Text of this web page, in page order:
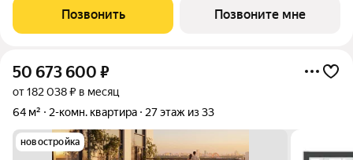
западе Москвы от специализированного застройщика
«Сияние». Комплекс расположен всего
Позвонить Позвоните мне
50 673 600 ₽
от 182 038 ₽ в месяц
64 м²
2-комн. квартира 27 этаж из 33
новостройка